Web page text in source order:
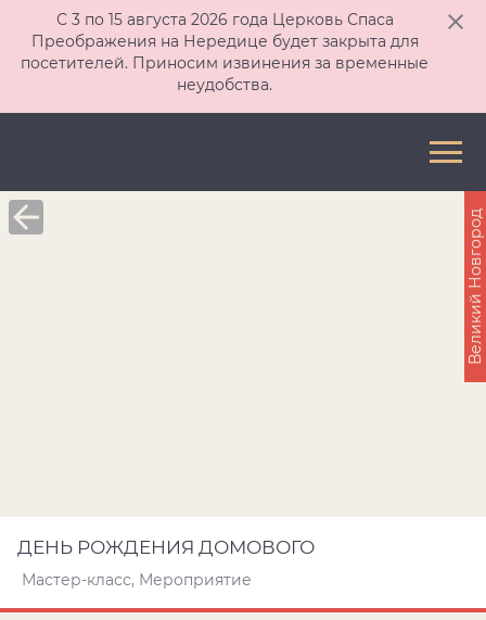
С 3 по 15 августа 2026 года Церковь Спаса
Преображения на Нередице будет закрыта для
посетителей. Приносим извинения за временные
неудобства.
ДЕНЬ РОЖДЕНИЯ ДОМОВОГО
Мастер-класс, Мероприятие
Великий Новгород